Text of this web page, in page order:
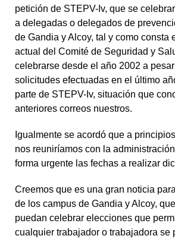
petición de STEPV-Iv, que se
a delegadas o delegados de
de Gandia y Alcoy, tal y como consta
actual del Comité de Seguridad y
celebrarse desde el año 2002 a
solicitudes efectuadas en el último
parte de STEPV-Iv, situación que
anteriores correos nuestros.
Igualmente se acordó que a
nos reuniríamos con la
forma urgente las fechas a realizar
Creemos que es una gran noticia
de los campus de Gandia y Alcoy,
puedan celebrar elecciones que
cualquier trabajador o trabajadora se